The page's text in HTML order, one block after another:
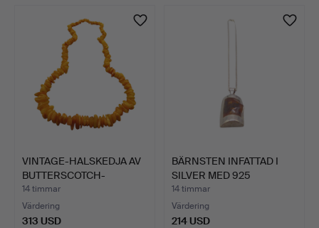
VINTAGE-HALSKEDJA AV
BUTTERSCOTCH-
BÄRNSTEN…
14 timmar
Värdering
313 USD
BÄRNSTEN INFATTAD I
SILVER MED 925
SILVERH…
14 timmar
Värdering
214 USD